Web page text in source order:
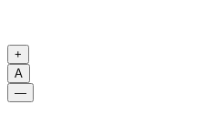
+
A
—